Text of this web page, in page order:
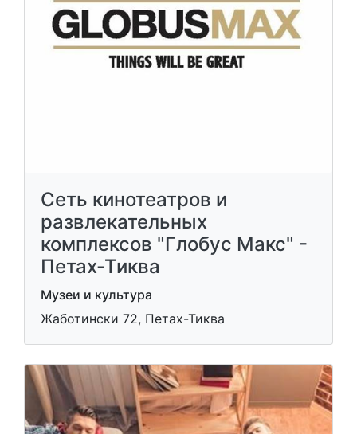
Сеть кинотеатров и
развлекательных
комплексов "Глобус Макс" -
Петах-Тиква
Музеи и культура
Жаботински 72, Петах-Тиква